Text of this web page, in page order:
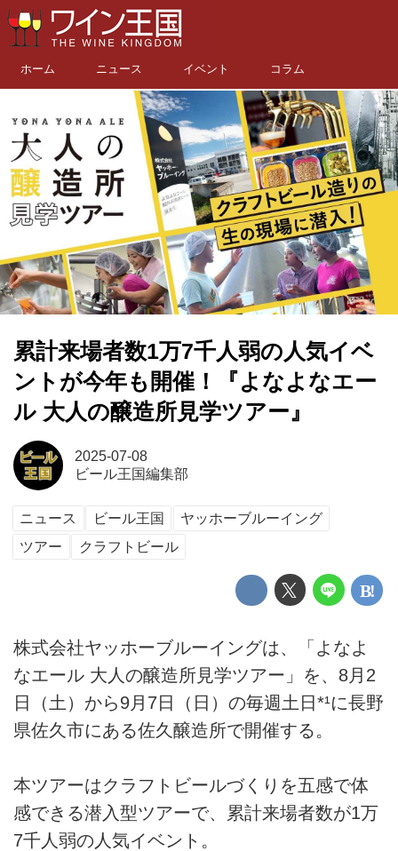
ホーム ニュース イベント コラム
累計来場者数1万7千人弱の人気イベ
ントが今年も開催！『よなよなエー
ル 大人の醸造所見学ツアー』
2025-07-08
ビール王国編集部
ニュース ビール王国
ヤッホーブルーイング
ツアー
クラフトビール
株式会社ヤッホーブルーイングは、「よなよ
なエール 大人の醸造所見学ツアー」を、8月2
日（土）から9月7日（日）の毎週土日*¹に長野
県佐久市にある佐久醸造所で開催する。
本ツアーはクラフトビールづくりを五感で体
感できる潜入型ツアーで、累計来場者数が1万
7千人弱の人気イベント。